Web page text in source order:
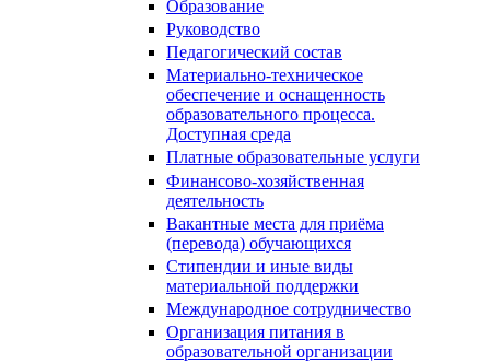
Образование
Руководство
Педагогический состав
Материально-техническое
обеспечение и оснащенность
образовательного процесса.
Доступная среда
Платные образовательные услуги
Финансово-хозяйственная
деятельность
Вакантные места для приёма
(перевода) обучающихся
Стипендии и иные виды
материальной поддержки
Международное сотрудничество
Организация питания в
образовательной организации